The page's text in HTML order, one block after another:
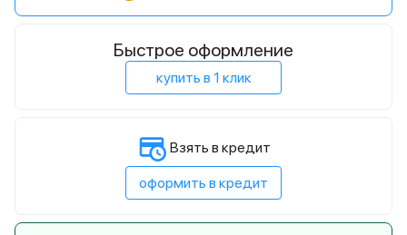
Быстрое оформление
купить в 1 клик
Взять в кредит
оформить в кредит